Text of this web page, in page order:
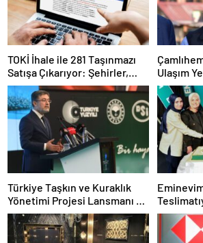
TOKİ İhale ile 281 Taşınmazı
Satışa Çıkarıyor: Şehirler,
Şartlar ve Zamanlama
Ulaşım
ve
Türkiye Taşkın ve Kuraklık
Yönetimi Projesi Lansmanı ve
Taşkın Uyarı Sistemleri
Genişlemesi
Kırılması